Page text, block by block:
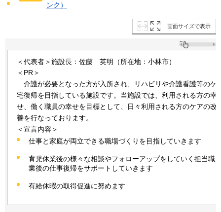
ンク）
画面サイズで表示
＜代表者＞施設長：佐藤 英明
（所在地：小林市）
＜PR＞
介護が必要となった方が入所され、リハビリや介護看護等のケ
宅復帰を目指している施設です。当施設では、利用される方の幸
せ、働く職員の幸せを目標として、日々利用される方のケアの改
善を行なっております。
＜宣言内容＞
仕事と家庭が両立できる職場づくりを目指していきます
育児休業後の様々な相談やフォローアップをしていく担当職
業後の仕事復帰をサポートしていきます
有給休暇の取得促進に努めます